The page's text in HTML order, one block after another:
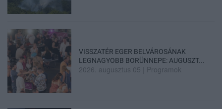
VISSZATÉR EGER BELVÁROSÁNAK
LEGNAGYOBB BORÜNNEPE: AUGUSZT...
2026. augusztus 05 Programok